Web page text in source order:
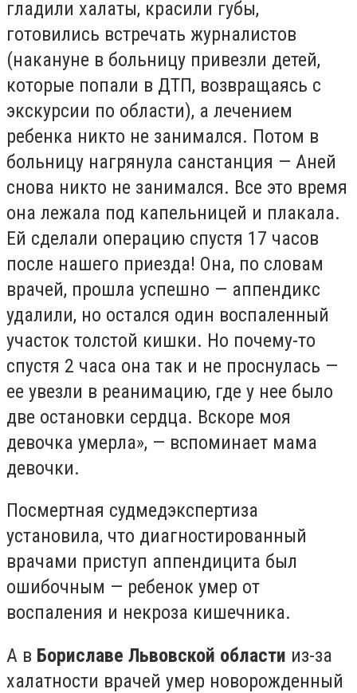
гладили халаты, красили губы,
готовились встречать журналистов
(накануне в больницу привезли детей,
которые попали в ДТП, возвращаясь с
экскурсии по области), а лечением
ребенка никто не занимался. Потом в
больницу нагрянула санстанция — Аней
снова никто не занимался. Все это время
она лежала под капельницей и плакала.
Ей сделали операцию спустя 17 часов
после нашего приезда! Она, по словам
врачей, прошла успешно — аппендикс
удалили, но остался один воспаленный
участок толстой кишки. Но почему-то
спустя 2 часа она так и не проснулась —
ее увезли в реанимацию, где у нее было
две остановки сердца. Вскоре моя
девочка умерла», — вспоминает мама
девочки.
Посмертная судмедэкспертиза
установила, что диагностированный
врачами приступ аппендицита был
ошибочным — ребенок умер от
воспаления и некроза кишечника.
А в Бориславе Львовской области из-за
халатности врачей умер новорожденный